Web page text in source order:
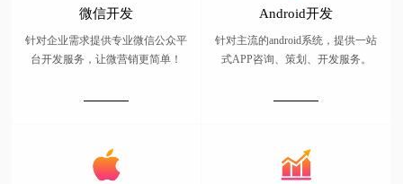
微信开发
针对企业需求提供专业微信公众平
台开发服务，让微营销更简单！
Android开发
针对主流的android系统，提供一站
式APP咨询、策划、开发服务。